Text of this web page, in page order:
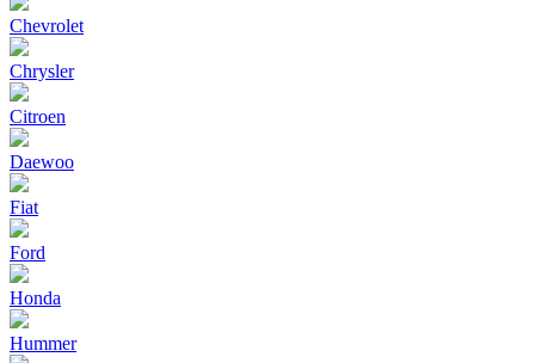
Chevrolet
Chrysler
Citroen
Daewoo
Fiat
Ford
Honda
Hummer